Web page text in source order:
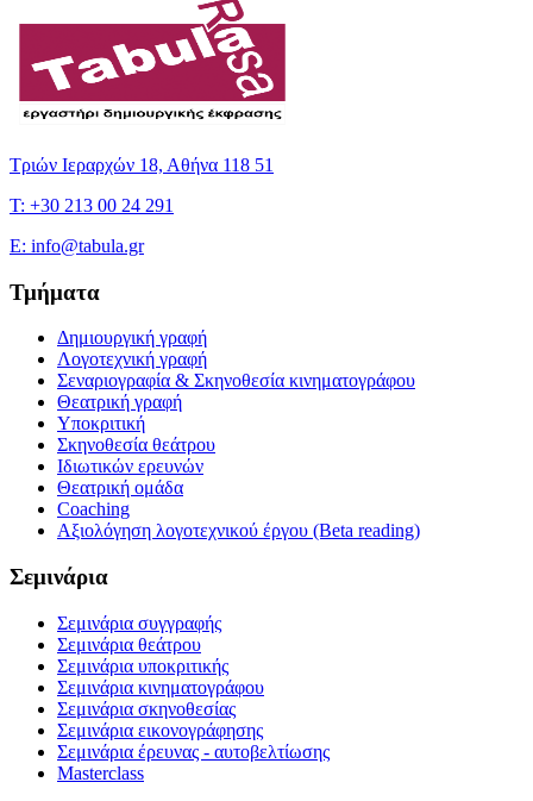
Τριών Ιεραρχών 18, Αθήνα 118 51
T: +30 213 00 24 291
E: info@tabula.gr
Τμήματα
Δημιουργική γραφή
Λογοτεχνική γραφή
Σεναριογραφία & Σκηνοθεσία κινηματογράφου
Θεατρική γραφή
Υποκριτική
Σκηνοθεσία θεάτρου
Ιδιωτικών ερευνών
Θεατρική ομάδα
Coaching
Αξιολόγηση λογοτεχνικού έργου (Beta reading)
Σεμινάρια
Σεμινάρια συγγραφής
Σεμινάρια θεάτρου
Σεμινάρια υποκριτικής
Σεμινάρια κινηματογράφου
Σεμινάρια σκηνοθεσίας
Σεμινάρια εικονογράφησης
Σεμινάρια έρευνας - αυτοβελτίωσης
Masterclass